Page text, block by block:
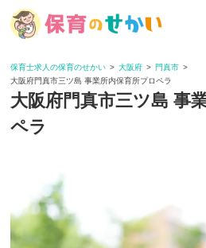
保育士求人の保育のせかい 大阪府
門真市
大阪府門真市三ツ島 事業所内保育所プロペラ
大阪府門真市三ツ島 事
ペラ